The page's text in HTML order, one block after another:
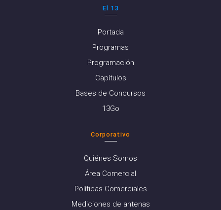
El 13
Portada
Programas
Programación
Capítulos
Bases de Concursos
13Go
Corporativo
Quiénes Somos
Área Comercial
Políticas Comerciales
Mediciones de antenas